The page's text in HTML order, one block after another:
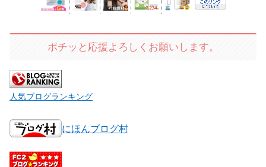
ポチッと応援よろしくお願いします。
人気ブログランキング
にほんブログ村